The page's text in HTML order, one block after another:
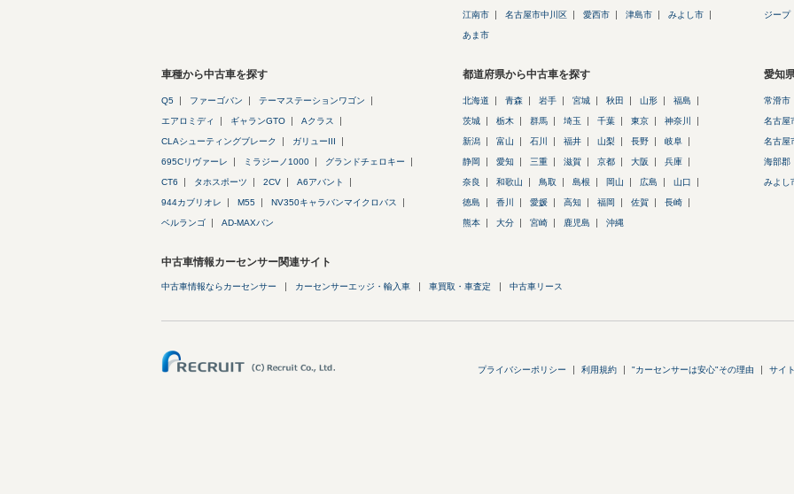
江南市 名古屋市中川区 愛西市 津島市 みよし市
あま市
ジープ
車種から中古車を探す
Q5 ファーゴバン テーマステーションワゴン
エアロミディ ギャランGTO Aクラス
CLAシューティングブレーク ガリューIII
695Cリヴァーレ ミラジーノ1000 グランドチェロキー
CT6 タホスポーツ 2CV A6アバント
944カブリオレ M55 NV350キャラバンマイクロバス
ベルランゴ AD-MAXバン
都道府県から中古車を探す
北海道 青森 岩手 宮城 秋田 山形 福島
茨城 栃木 群馬 埼玉 千葉 東京 神奈川
新潟 富山 石川 福井 山梨 長野 岐阜
静岡 愛知 三重 滋賀 京都 大阪 兵庫
奈良 和歌山 鳥取 島根 岡山 広島 山口
徳島 香川 愛媛 高知 福岡 佐賀 長崎
熊本 大分 宮崎 鹿児島 沖縄
愛知
常滑市
名古屋
名古屋
海部郡
みよし
中古車情報カーセンサー関連サイト
中古車情報ならカーセンサー カーセンサーエッジ・輸入車 車買取・車査定 中古車リース
プライバシーポリシー 利用規約 "カーセンサーは安心"その理由 サイ